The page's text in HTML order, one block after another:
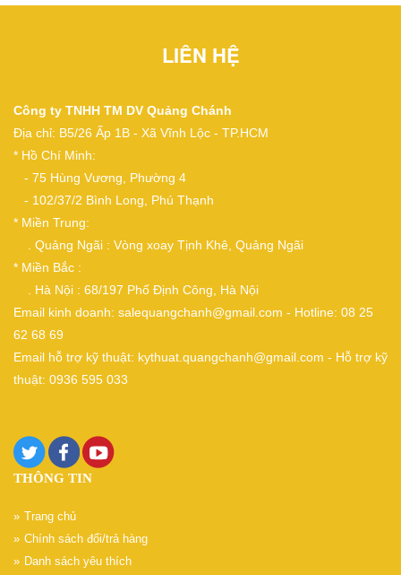
LIÊN HỆ
Công ty TNHH TM DV Quảng Chánh
Địa chỉ: B5/26 Ấp 1B - Xã Vĩnh Lộc - TP.HCM
* Hồ Chí Minh:
- 75 Hùng Vương, Phường 4
- 102/37/2 Bình Long, Phú Thạnh
* Miền Trung:
. Quảng Ngãi : Vòng xoay Tịnh Khê, Quảng Ngãi
* Miền Bắc :
. Hà Nội : 68/197 Phố Định Công, Hà Nội
Email kinh doanh: salequangchanh@gmail.com - Hotline: 08 25
62 68 69
Email hỗ trợ kỹ thuật: kythuat.quangchanh@gmail.com - Hỗ trợ kỹ
thuật: 0936 595 033
THÔNG TIN
Trang chủ
Chính sách đổi/trả hàng
Danh sách yêu thích